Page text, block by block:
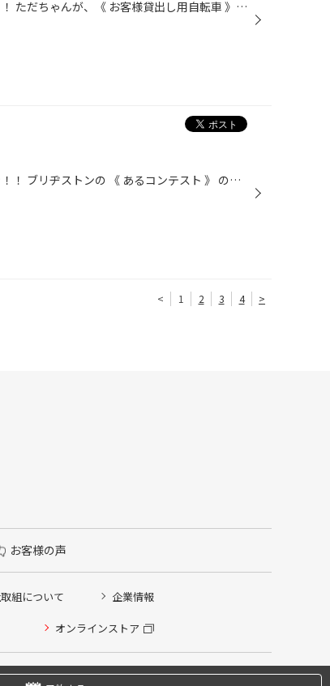
こんにちは！男・山田です！！ 先日ッ！！ ただちゃんが、《 お客様貸出し用自転車 》 の タイヤ交換をしてくれました☆☆(^o^)/ ・・・しかも２台♪♪ ただちゃん、ありがとう♪ お疲れ様～☆(^^)v これで安心してお客様にご使用いただけます☆☆ ちなみにッ！！ タイヤはもちろんブリヂストン製ですよ～♪♪...
こんにちは！男・山田です！！ 先日のッ！！ ブリヂストンの 《 あるコンテスト 》 の結果が届きましたよ～☆☆ 結果は・・・イエスッ！！！ 首都圏大会を突破する事が出来ました～♪♪(^o^)/ 上位４チームが次のステージに進める今回の大会ッ！！ ４チームの順位こそ正式発表されませんでしたが、 男、...
< 1 2 3 4 >
お客様の声
組について 企業情報
オンラインストア